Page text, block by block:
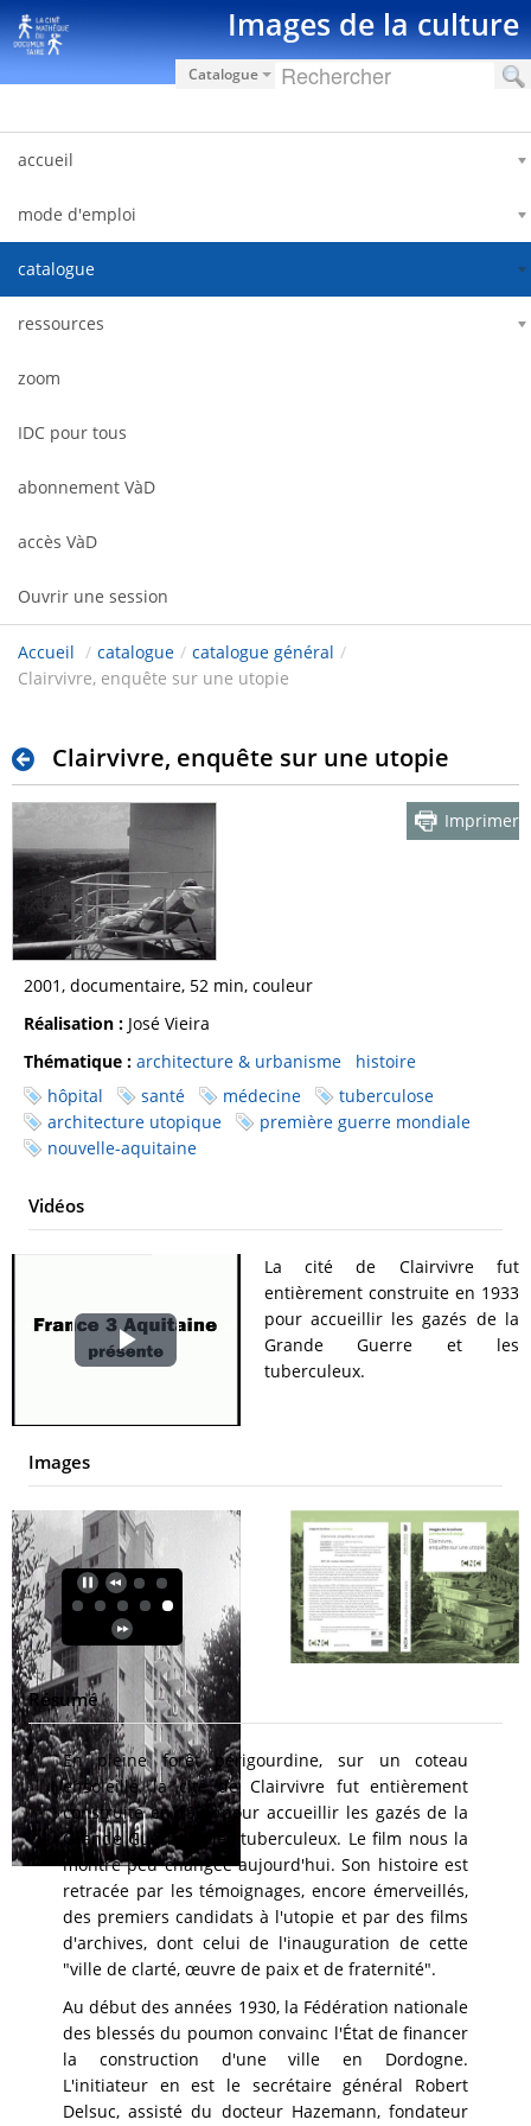
Saut au contenu Images de la culture
Catalogue
accueil
mode d'emploi
catalogue
ressources
zoom
IDC pour tous
abonnement VàD
accès VàD
Ouvrir une session
Accueil / catalogue / catalogue général /
Clairvivre, enquête sur une utopie
Clairvivre, enquête sur une utopie
Imprimer
2001, documentaire, 52 min, couleur
Réalisation : José Vieira
Thématique : architecture & urbanisme
histoire
hôpital
santé médecine
tuberculose
architecture utopique
première guerre mondiale
nouvelle-aquitaine
Vidéos
Play
Video
La cité de Clairvivre fut
entièrement construite en 1933
pour accueillir les gazés de la
Grande Guerre et les
tuberculeux.
Images
Résumé
En pleine forêt périgourdine, sur un coteau
ensoleillé, la cité de Clairvivre fut entièrement
construite en 1933 pour accueillir les gazés de la
Grande Guerre et les tuberculeux. Le film nous la
montre peu changée aujourd'hui. Son histoire est
retracée par les témoignages, encore émerveillés,
des premiers candidats à l'utopie et par des films
d'archives, dont celui de l'inauguration de cette
"ville de clarté, œuvre de paix et de fraternité".
Au début des années 1930, la Fédération nationale
des blessés du poumon convainc l'État de financer
la construction d'une ville en Dordogne.
L'initiateur en est le secrétaire général Robert
Delsuc, assisté du docteur Hazemann, fondateur